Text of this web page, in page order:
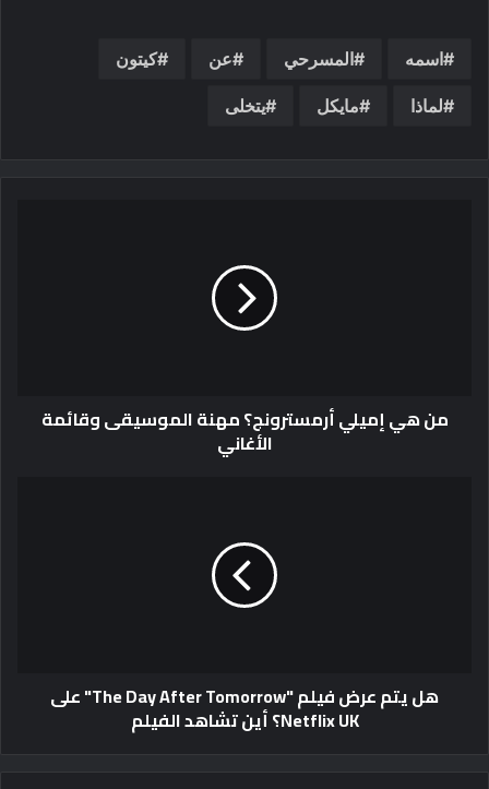
اسمه المسرحي عن كيتون
لماذا مايكل يتخلى
من هي إميلي أرمسترونج؟ مهنة الموسيقى وقائمة
الأغاني
هل يتم عرض فيلم "The Day After Tomorrow" على
Netflix UK؟ أين تشاهد الفيلم